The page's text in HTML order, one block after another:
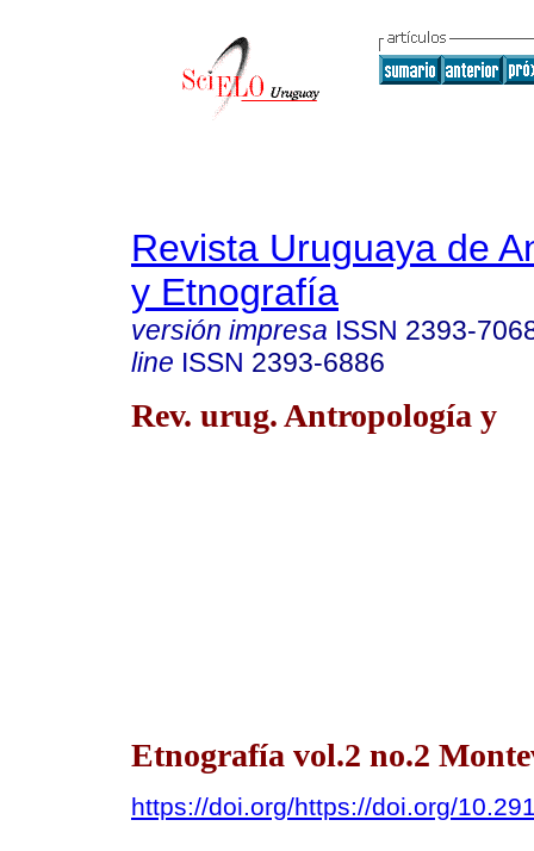
Revista Uruguaya de
y Etnografía
versión impresa ISSN 2393-
line ISSN 2393-6886
Rev. urug. Antropología y
Etnografía vol.2 no.2
https://doi.org/https://doi.org/